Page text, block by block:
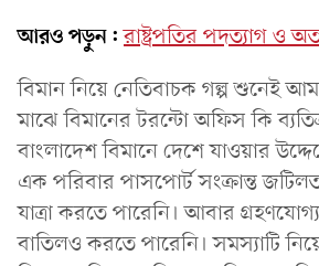
আরও পড়ুন: রাষ্ট্রপতির পদত্যাগ ও
বিমান নিয়ে নেতিবাচক গল্প শুনেই
মাঝে বিমানের টরন্টো অফিস কি
বাংলাদেশ বিমানে দেশে যাওয়ার
এক পরিবার পাসপোর্ট সংক্রান্ত
যাত্রা করতে পারেনি। আবার
বাতিলও করতে পারেনি। সমস্যাটি